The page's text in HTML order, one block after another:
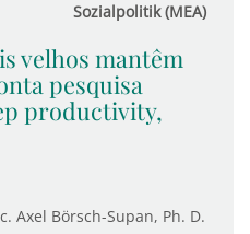
Sozialpolitik (MEA)
velhos mantêm
pesquisa
productivity,
Axel Börsch-Supan, Ph. D.